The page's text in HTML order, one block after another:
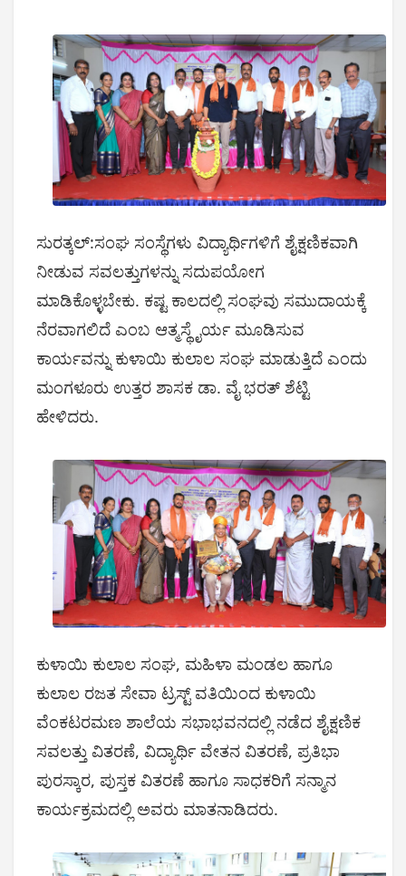
ಸುರತ್ಕಲ್:ಸಂಘ ಸಂಸ್ಥೆಗಳು ವಿದ್ಯಾರ್ಥಿಗಳಿಗೆ ಶೈಕ್ಷಣಿಕವಾಗಿ
ನೀಡುವ ಸವಲತ್ತುಗಳನ್ನು ಸದುಪಯೋಗ
ಮಾಡಿಕೊಳ್ಳಬೇಕು. ಕಷ್ಟ ಕಾಲದಲ್ಲಿ ಸಂಘವು ಸಮುದಾಯಕ್ಕೆ
ನೆರವಾಗಲಿದೆ ಎಂಬ ಆತ್ಮಸ್ಥೈರ್ಯ ಮೂಡಿಸುವ
ಕಾರ್ಯವನ್ನು ಕುಳಾಯಿ ಕುಲಾಲ ಸಂಘ ಮಾಡುತ್ತಿದೆ ಎಂದು
ಮಂಗಳೂರು ಉತ್ತರ ಶಾಸಕ ಡಾ. ವೈ ಭರತ್ ಶೆಟ್ಟಿ
ಹೇಳಿದರು.
ಕುಳಾಯಿ ಕುಲಾಲ ಸಂಘ, ಮಹಿಳಾ ಮಂಡಲ ಹಾಗೂ
ಕುಲಾಲ ರಜತ ಸೇವಾ ಟ್ರಸ್ಟ್ ವತಿಯಿಂದ ಕುಳಾಯಿ
ವೆಂಕಟರಮಣ ಶಾಲೆಯ ಸಭಾಭವನದಲ್ಲಿ ನಡೆದ ಶೈಕ್ಷಣಿಕ
ಸವಲತ್ತು ವಿತರಣೆ, ವಿದ್ಯಾರ್ಥಿ ವೇತನ ವಿತರಣೆ, ಪ್ರತಿಭಾ
ಪುರಸ್ಕಾರ, ಪುಸ್ತಕ ವಿತರಣೆ ಹಾಗೂ ಸಾಧಕರಿಗೆ ಸನ್ಮಾನ
ಕಾರ್ಯಕ್ರಮದಲ್ಲಿ ಅವರು ಮಾತನಾಡಿದರು.